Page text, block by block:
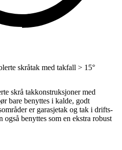
skråtak med takfall > 15°
skrå takkonstruksjoner med
bare benyttes i kalde, godt
er garasjetak og tak i drifts-
benyttes som en ekstra robust